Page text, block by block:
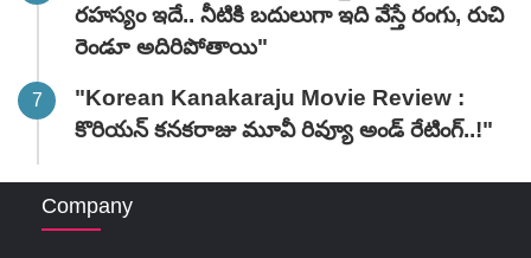
రహస్యం ఇదే.. నీటికి బదులుగా ఇది వేస్తే రంగు, రుచి
రెండూ అదిరిపోతాయి"
"Korean Kanakaraju Movie Review :
కొరియన్ కనకరాజు మూవీ రివ్యూ అండ్ రేటింగ్‌..!"
Company